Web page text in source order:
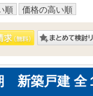
順 価格の高い順
新築戸建 全
お問い合わ
サイトマ
プライバ